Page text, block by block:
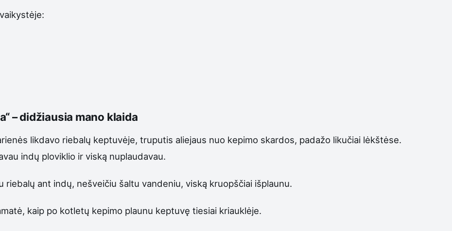
– didžiausia mano klaida
likdavo riebalų keptuvėje, truputis aliejaus nuo kepimo skardos, padažo likučiai lėkštėse.
indų ploviklio ir viską nuplaudavau.
riebalų ant indų, nešveičiu šaltu vandeniu, viską kruopščiai išplaunu.
kaip po kotletų kepimo plaunu keptuvę tiesiai kriauklėje.